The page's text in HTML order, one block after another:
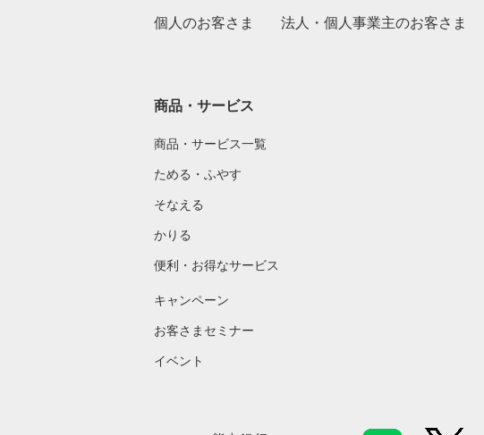
個人のお客さま 法人・個人事業主のお客さま
商品・サービス
商品・サービス一覧
ためる・ふやす
そなえる
かりる
便利・お得なサービス
キャンペーン
お客さまセミナー
イベント